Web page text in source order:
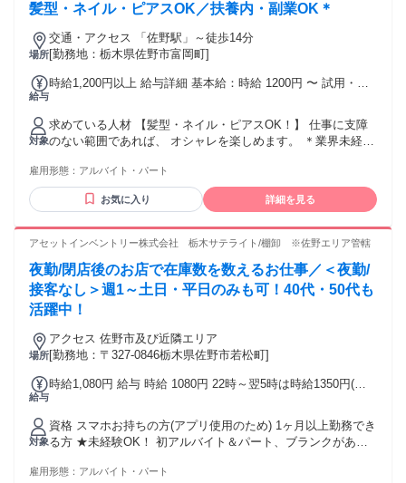
髪型・ネイル・ピアスOK／扶養内・副業OK＊
場所
交通・アクセス 「佐野駅」～徒歩14分
[勤務地：栃木県佐野市富岡町]
給与
時給1,200円以上 給与詳細 基本給：時給 1200円 〜 試用・研
が異なる 【給与】 本採用と異なる 基本給 : 月給 1100円 〜
固定残業代：なし 【一律手当】 全員に一律で支払われる通
勤・皆勤・家族手当金額：なし 全員に一律で支払われるその
他手当金額：なし
対象
求めている人材 【髪型・ネイル・ピアスOK！】 仕事に支障
のない範囲であれば、 オシャレを楽しめます。 ＊業界未経験
ン歓迎 【下記の経験も活かせます】 マンション清掃・深夜の
清掃・客室清掃 ビジネスホテル清掃・夜間清掃などの経験 ※
上記の経験は、雇用形態は問いません。 （正社員・アルバイ
女性活躍中】 ＊専門・短大・大学生歓迎 ＊フリーター歓迎
歓迎 ＊ブランクOK・ブランク歓迎 ＊仕事復帰した方も活躍
中 ＊ミドル・シニア応援
雇用形態： アルバイト・パート
お気に入り 詳細を見る
アセットインベントリー株式会社 栃木サテライト/棚卸 ※佐野エリア管轄
夜勤/閉店後のお店で在庫数を数えるお仕事／＜夜勤/
接客なし＞週1～土日・平日のみも可！40代・50代も
活躍中！
場所
アクセス 佐野市及び近隣エリア
[勤務地：〒327-0846栃木県佐野市若松町]
給与
時給1,080円 給与 時給 1080円 22時～翌5時は時給1350円(深
振り込み！ 交通費：交通費支給
対象
資格 スマホお持ちの方(アプリ使用のため) 1ヶ月以上勤務でき
る方 ★未経験OK！ 初アルバイト＆パート、ブランクがある
ずプライベートを楽しみたい方や、 副業に手が出せなかった
雇用形態： アルバイト・パート